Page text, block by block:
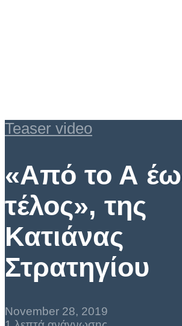
Teaser video
«Από το Α
τέλος», της
Κατιάνας
Στρατηγίου
November 28, 2019